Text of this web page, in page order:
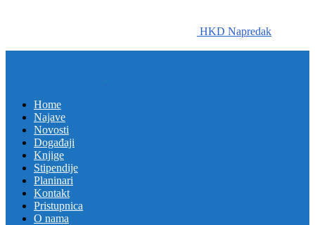
HKD Napredak
Home
Najave
Novosti
Događaji
Knjige
Stipendije
Planinari
Kontakt
Pristupnica
O nama